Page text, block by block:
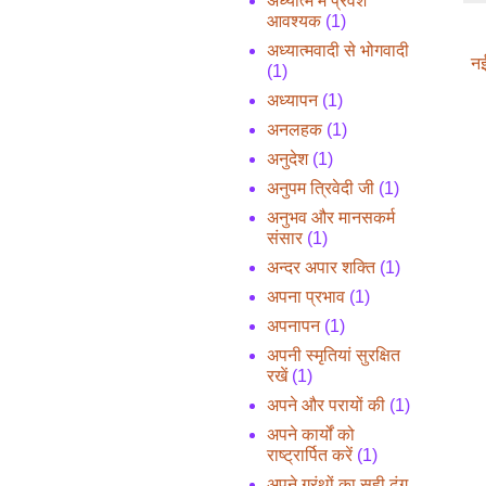
आवश्यक (1)
अध्यात्मवादी से भोगवादी
(1)
अध्यापन (1)
अनलहक (1)
अनुदेश (1)
अनुपम त्रिवेदी जी (1)
अनुभव और मानसकर्म
संसार (1)
अन्दर अपार शक्ति (1)
अपना प्रभाव (1)
अपनापन (1)
अपनी स्मृतियां सुरक्षित
रखें (1)
अपने और परायों की (1)
अपने कार्यों को
राष्ट्रार्पित करें (1)